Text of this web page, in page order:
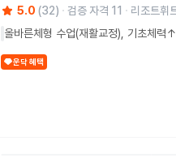
5.0 (32) 검증 자격 11
리조트휘
올바른체형 수업(재활교정), 기초체력
운닥 혜택